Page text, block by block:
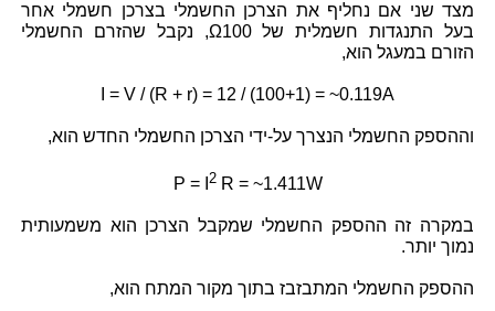
מצד שני אם נחליף את הצרכן החשמלי בצרכן חשמלי אחר
בעל התנגדות חשמלית שלΩ100, נקבל שהזרם החשמלי
הזורם במעגל הוא,
I = V / (R + r) = 12 / (100+1) = ~0.119A
וההספק החשמלי הנצרך על-ידי הצרכן החשמלי החדש הוא,
P = I 2R = ~1.411W
במקרה זה ההספק החשמלי שמקבל הצרכן הוא משמעותית
נמוך יותר.
ההספק החשמלי המתבזבז בתוך מקור המתח הוא,